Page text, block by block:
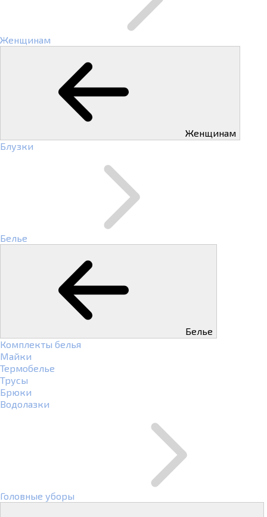
Женщинам
Женщинам
Блузки
Белье
Белье
Комплекты белья
Майки
Термобелье
Трусы
Брюки
Водолазки
Головные уборы